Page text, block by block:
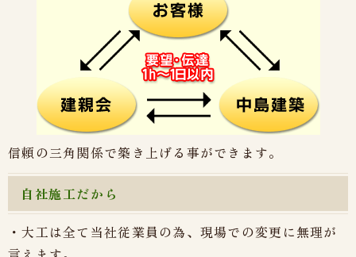
信頼の三角関係で築き上げる事ができます。
自社施工だから
・大工は全て当社従業員の為、現場での変更に無理が